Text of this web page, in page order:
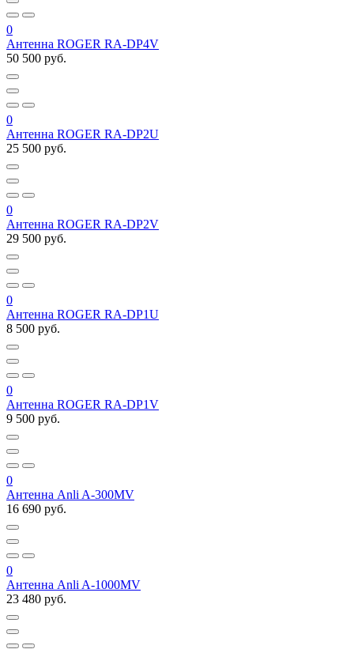
0
Антенна ROGER RA-DP4V
50 500 руб.
0
Антенна ROGER RA-DP2U
25 500 руб.
0
Антенна ROGER RA-DP2V
29 500 руб.
0
Антенна ROGER RA-DP1U
8 500 руб.
0
Антенна ROGER RA-DP1V
9 500 руб.
0
Антенна Anli A-300MV
16 690 руб.
0
Антенна Anli A-1000MV
23 480 руб.